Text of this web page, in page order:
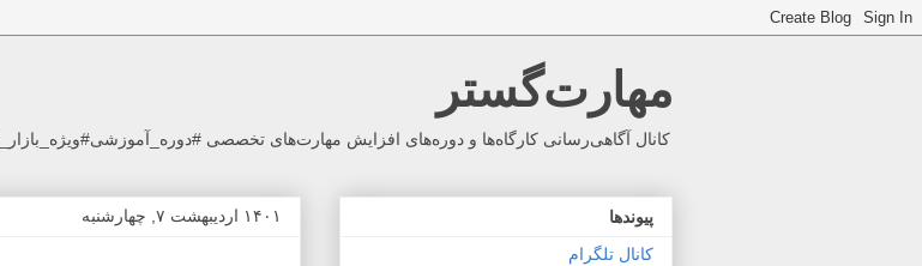
مهارت‌گستر
کانال آگاهی‌رسانی کارگاه‌ها و دوره‌های افزایش مهارت‌های تخصصی
۱۴۰۱ اردیبهشت ۷, چهارشنبه
پیوندها
کانال تلگرام